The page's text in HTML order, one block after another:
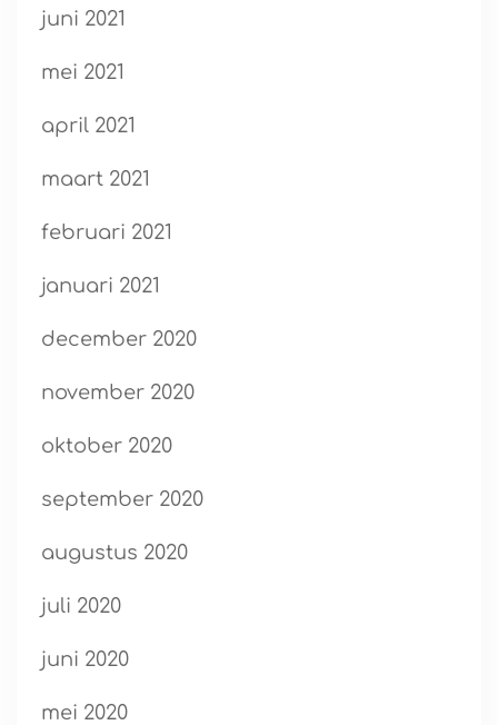
juni 2021
mei 2021
april 2021
maart 2021
februari 2021
januari 2021
december 2020
november 2020
oktober 2020
september 2020
augustus 2020
juli 2020
juni 2020
mei 2020